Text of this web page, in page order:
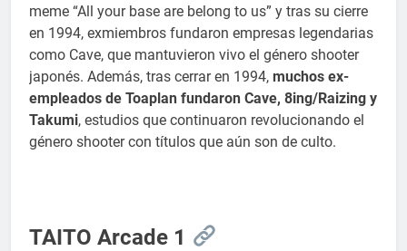
meme “All your base are belong to us” y tras su cierre
en 1994, exmiembros fundaron empresas legendarias
como Cave, que mantuvieron vivo el género shooter
japonés. Además, tras cerrar en 1994, muchos ex-
empleados de Toaplan fundaron Cave, 8ing/Raizing y
Takumi, estudios que continuaron revolucionando el
género shooter con títulos que aún son de culto.
TAITO Arcade 1